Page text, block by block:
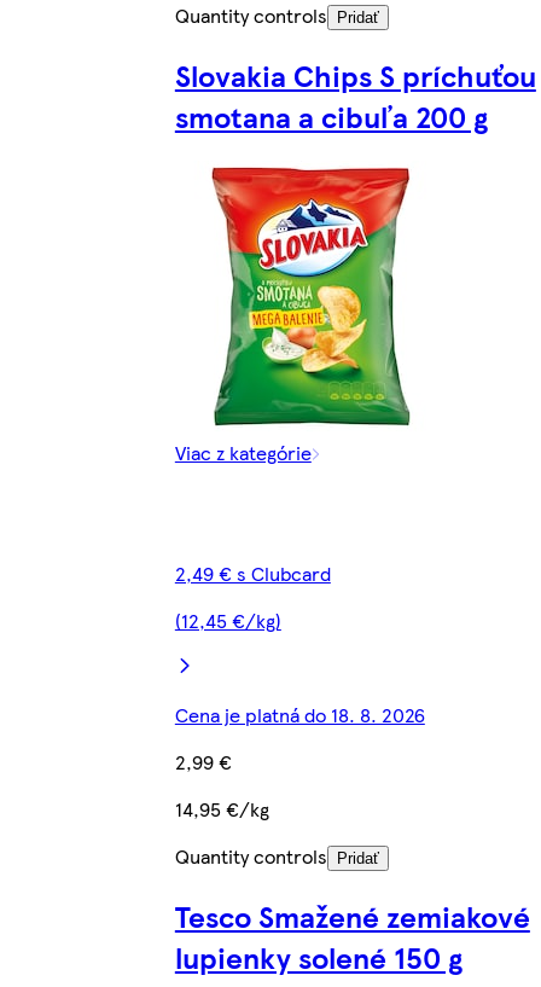
Quantity controls
Pridať
Slovakia Chips S príchuťou
smotana a cibuľa 200 g
Viac z kategórie
2,49 € s Clubcard
(12,45 €/kg)
Cena je platná do 18. 8. 2026
2,99 €
14,95 €/kg
Quantity controls
Pridať
Tesco Smažené zemiakové
lupienky solené 150 g